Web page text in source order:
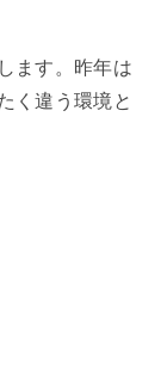
ます。昨年は
く違う環境と